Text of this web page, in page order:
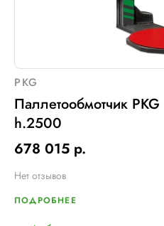
PKG
Паллетообмотчик
h.2500
678 015 р.
Нет отзывов
ПОДРОБНЕЕ